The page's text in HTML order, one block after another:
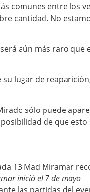
comunes entre los
cantidad. No
aún más raro que
lugar de
sólo puede
de que esto
inició el 7 de mayo
las partidas del